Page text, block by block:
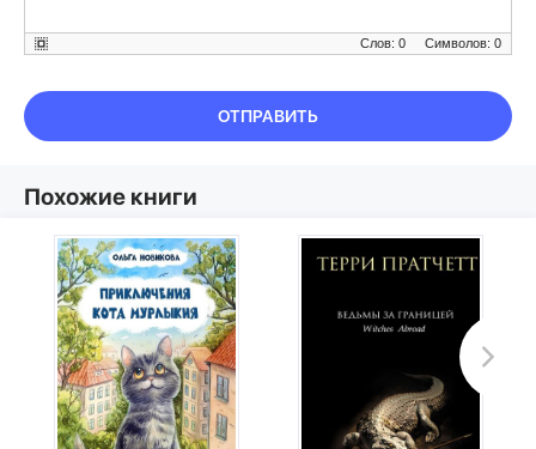
Символов: 0
Слов: 0
ОТПРАВИТЬ
Похожие книги